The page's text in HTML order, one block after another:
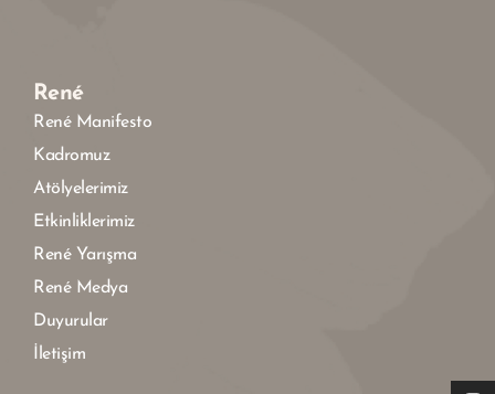
René
René Manifesto
Kadromuz
Atölyelerimiz
Etkinliklerimiz
René Yarışma
René Medya
Duyurular
İletişim